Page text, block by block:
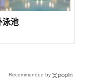
泳池
Recommended by